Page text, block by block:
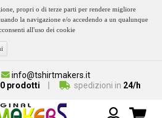
propri o di terze parti per rendere migliore
la navigazione e/o accedendo a un qualunque
all'uso dei cookie
info@tshirtmakers.it
prodotti spedizioni in 24/h